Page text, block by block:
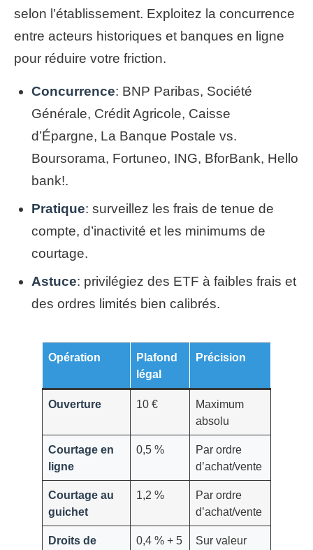
selon l’établissement. Exploitez la concurrence
entre acteurs historiques et banques en ligne
pour réduire votre friction.
Concurrence: BNP Paribas, Société
Générale, Crédit Agricole, Caisse
d’Épargne, La Banque Postale vs.
Boursorama, Fortuneo, ING, BforBank, Hello
bank!.
Pratique: surveillez les frais de tenue de
compte, d’inactivité et les minimums de
courtage.
Astuce: privilégiez des ETF à faibles frais et
des ordres limités bien calibrés.
Opération
Plafond
légal
Précision
Ouverture 10 €
Maximum
absolu
Courtage en
ligne
0,5 %
Par ordre
d’achat/vente
Courtage au
guichet
1,2 %
Par ordre
d’achat/vente
Droits de
0,4 % + 5
Sur valeur